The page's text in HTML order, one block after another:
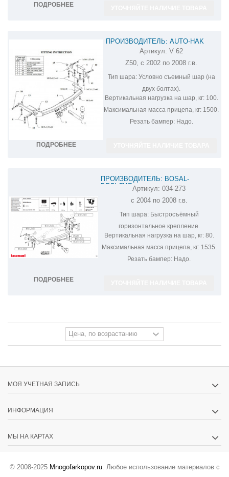
ПОДРОБНЕЕ
ПОДРОБНЕЕ
ПРОИЗВОДИТЕЛЬ: AUTO-HAK
ФАРКОП НА NISSAN MURANO V 62
Артикул: V 62
Z50, с 2002 по 2008 г.в.
Тип шара:Условно съемный шар (на
двух болтах).
Вертикальная нагрузка на шар, кг:100.
Максимальная масса прицепа, кг: 1500.
Резать бампер:Надо.
ПОДРОБНЕЕ
ПРОИЗВОДИТЕЛЬ: BOSAL-
БЕЛЬГИЯ
ФАРКОП НА NISSAN MURANO 034-273
Артикул: 034-273
с 2004 по 2008 г.в.
Тип шара:Быстросъёмный
горизонтальное крепление.
Вертикальная нагрузка на шар, кг:80.
Максимальная масса прицепа, кг:1535.
Резать бампер: Надо.
МОЯ УЧЕТНАЯ ЗАПИСЬ
ИНФОРМАЦИЯ
МЫ НА КАРТАХ
© 2008-2025 Mnogofarkopov.ru. Любое использование материалов с